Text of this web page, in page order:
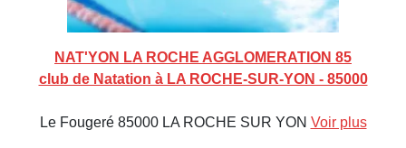
NAT'YON LA ROCHE AGGLOMERATION 85
club de Natation à LA ROCHE-SUR-YON - 85000
Le Fougeré 85000 LA ROCHE SUR YON Voir plus